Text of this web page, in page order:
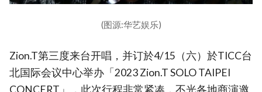
(图源:华艺娱乐)
Zion.T第三度来台开唱，并订於4/15（六）於TICC台
北国际会议中心举办「2023 Zion.T SOLO TAIPEI
CONCERT」，此次行程非常紧凑，不光各地商演邀